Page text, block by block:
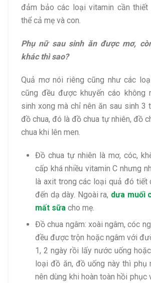
đảm bảo các loại vitamin cần
thể cả mẹ và con.
Phụ nữ sau sinh ăn được mơ,
khác thì sao?
Quả mơ nói riêng cũng như các
cũng đều được khuyến cáo không
sinh xong mà chỉ nên ăn sau sinh 3
đồ chua, đó là đồ chua tự nhiên, đồ
chua khi lên men.
Đồ chua tự nhiên là mơ, cóc,
cấp khá nhiều vitamin C nhưng
là axit trong các loại quả đó tiết
đến dạ dày. Ngoài ra, dưa muối
mất sữa cho mẹ.
Đồ chua ngâm: xoài ngâm, cóc
đều được trộn hoặc ngâm với
1, 2 ngày rồi lấy nước uống
loại đồ ăn, đồ uống này thì phụ
nên dùng khi hoàn toàn hồi phục